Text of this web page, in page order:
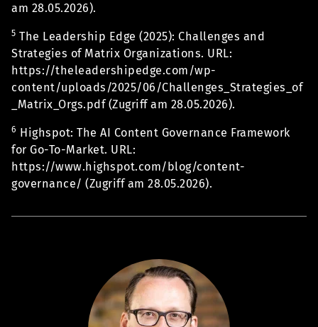
am 28.05.2026).
5 The Leadership Edge (2025): Challenges and
Strategies of Matrix Organizations. URL:
https://theleadershipedge.com/wp-
content/uploads/2025/06/Challenges_Strategies_of
_Matrix_Orgs.pdf (Zugriff am 28.05.2026).
6
Highspot: The AI Content Governance Framework
for Go-To-Market. URL:
https://www.highspot.com/blog/content-
governance/ (Zugriff am 28.05.2026).